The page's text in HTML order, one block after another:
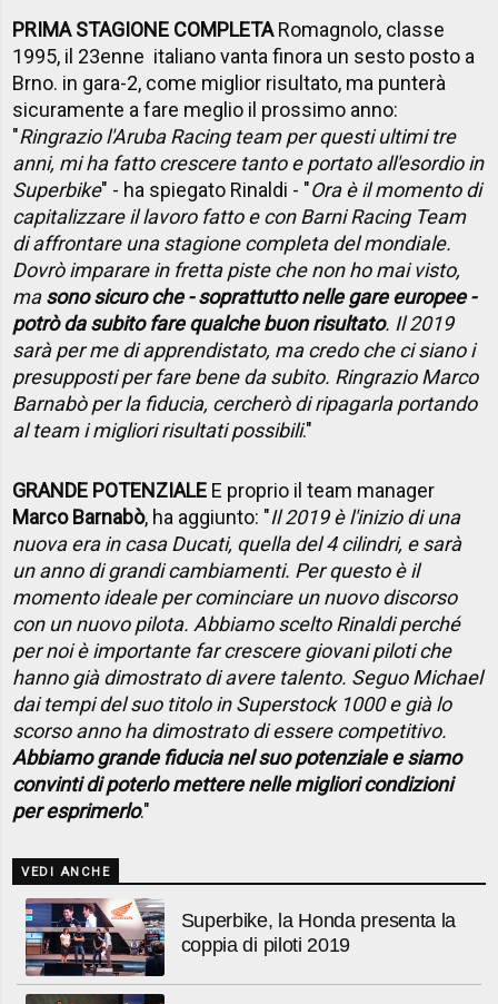
PRIMA STAGIONE COMPLETARomagnolo, classe
1995, il 23enne italiano vanta finora un sesto posto a
Brno. in gara-2, come miglior risultato, ma punterà
sicuramente a fare meglio il prossimo anno:
"Ringrazio l'Aruba Racing team per questi ultimi tre
anni, mi ha fatto crescere tanto e portato all'esordio in
Superbike" - ha spiegato Rinaldi - "Ora è il momento di
capitalizzare il lavoro fatto e con Barni Racing Team
di affrontare una stagione completa del mondiale.
Dovrò imparare in fretta piste che non ho mai visto,
masono sicuro che - soprattutto nelle gare europee -
potrò da subito fare qualche buon risultato. Il 2019
sarà per me di apprendistato, ma credo che ci siano i
presupposti per fare bene da subito. Ringrazio Marco
Barnabò per la fiducia, cercherò di ripagarla portando
al team i migliori risultati possibili."
GRANDE POTENZIALE E proprio il team manager
Marco Barnabò, ha aggiunto: "Il 2019 è l'inizio di una
nuova era in casa Ducati, quella del 4 cilindri, e sarà
un anno di grandi cambiamenti. Per questo è il
momento ideale per cominciare un nuovo discorso
con un nuovo pilota. Abbiamo scelto Rinaldi perché
per noi è importante far crescere giovani piloti che
hanno già dimostrato di avere talento. Seguo Michael
dai tempi del suo titolo in Superstock 1000 e già lo
scorso anno ha dimostrato di essere competitivo.
Abbiamo grande fiducia nel suo potenziale e siamo
convinti di poterlo mettere nelle migliori condizioni
per esprimerlo."
VEDI ANCHE
Superbike, la Honda presenta la
coppia di piloti 2019